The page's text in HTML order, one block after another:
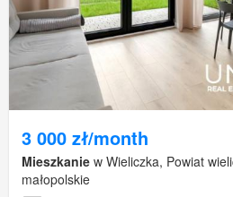
3 000 zł/month
Mieszkanie w Wieliczka, Powiat
małopolskie